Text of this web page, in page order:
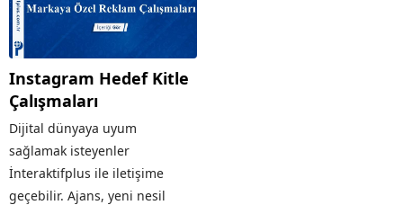
kullandığınız mevcut anahtar
kelimeler, sitenizin...
Instagram Hedef Kitle
Çalışmaları
Dijital dünyaya uyum
sağlamak isteyenler
İnteraktifplus ile iletişime
geçebilir. Ajans, yeni nesil